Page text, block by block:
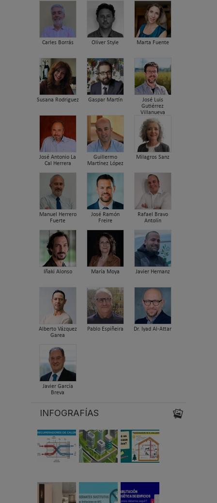
Carles Borrás Oliver Style Marta Fuente
Susana Rodriguez Gaspar Martín
José Luis
Gutiérrez
Villanueva
José Antonio La
Cal Herrera
Guillermo
Martínez López
Milagros Sanz
Manuel Herrero
Fuerte
José Ramón
Freire
Rafael Bravo
Antolín
Iñaki Alonso María Moya Javier Hernanz
Alberto Vázquez
Garea
Pablo Espiñeira Dr. Iyad Al-Attar
Javier García
Breva
INFOGRAFÍAS